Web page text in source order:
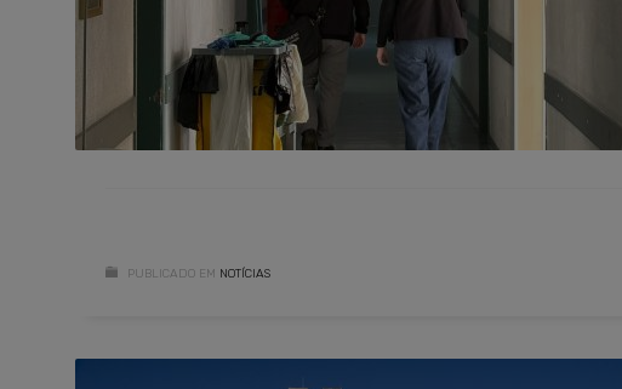
PUBLICADO EM NOTÍCIAS